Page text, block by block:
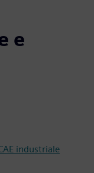
e
industriale